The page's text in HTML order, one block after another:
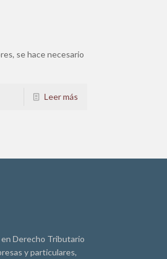
se hace necesario
Leer más
Derecho Tributario
y particulares,